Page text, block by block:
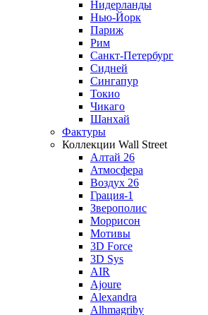
Нидерланды
Нью-Йорк
Париж
Рим
Санкт-Петербург
Сидней
Сингапур
Токио
Чикаго
Шанхай
Фактуры
Коллекции Wall Street
Алтай 26
Атмосфера
Воздух 26
Грация-1
Зверополис
Моррисон
Мотивы
3D Force
3D Sys
AIR
Ajoure
Alexandra
Alhmagriby